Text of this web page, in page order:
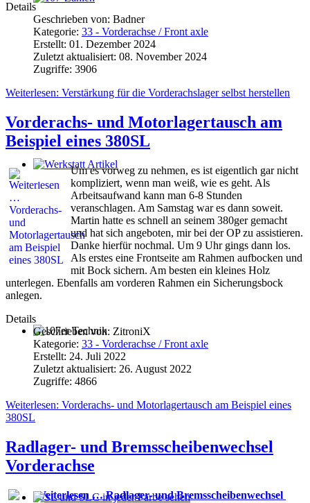
107-Zahlen
Werkstatt Artikel
107er Technik
Details
Geschrieben von: Badner
Kategorie: 33 - Vorderachse / Front axle
Erstellt: 01. Dezember 2024
Zuletzt aktualisiert: 08. November 2024
Zugriffe: 3906
Weiterlesen: Verstärkung für die Vorderachslager selbst herstellen
Vorderachs- und Motorlagertausch am
Beispiel eines 380SL
Um es vorweg zu nehmen, es ist eigentlich gar nicht
kompliziert, wenn man weiß, wie es geht. Als
Arbeitsaufwand kann man 6-8 Stunden
veranschlagen. Am Samstag war es dann soweit.
Martin hatte es schnell an seinem 380ger gemacht
und hat sich angeboten, mir bei der OP zu assistieren.
Danke hierfür nochmal. Um 9 Uhr gings dann los.
Als erstes eine Frontseite am Rahmen aufbocken und
mit Bock sichern. Am besten ein kleines Holz
unterlegen. Ebenfalls am vorderen Rahmen ein Sicherungsbock
anlegen.
Details
Geschrieben von: ZitroniX
Kategorie: 33 - Vorderachse / Front axle
Erstellt: 24. Juli 2022
Zuletzt aktualisiert: 26. August 2022
Zugriffe: 4866
Weiterlesen: Vorderachs- und Motorlagertausch am Beispiel eines
380SL
Radlager- und Bremsscheibenwechsel
Vorderachse